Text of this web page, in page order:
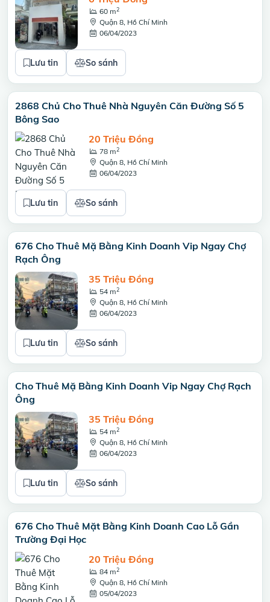
60 m2
Quận 8, Hồ Chí Minh
06/04/2023
Lưu tin So sánh
2868 Chủ Cho Thuê Nhà Nguyên Căn Đường Số 5
Bông Sao
20 Triệu Đồng
78 m2
Quận 8, Hồ Chí Minh
06/04/2023
Lưu tin So sánh
676 Cho Thuê Mặ Bằng Kinh Doanh Vip Ngay Chợ
Rạch Ông
35 Triệu Đồng
54 m2
Quận 8, Hồ Chí Minh
06/04/2023
Lưu tin So sánh
Cho Thuê Mặ Bằng Kinh Doanh Vip Ngay Chợ Rạch
Ông
35 Triệu Đồng
54 m2
Quận 8, Hồ Chí Minh
06/04/2023
Lưu tin So sánh
676 Cho Thuê Mặt Bằng Kinh Doanh Cao Lỗ Gần
Trường Đại Học
20 Triệu Đồng
84 m2
Quận 8, Hồ Chí Minh
05/04/2023